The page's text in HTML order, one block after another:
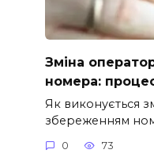
Зміна
номера:
Як виконується
збереженням
0 73